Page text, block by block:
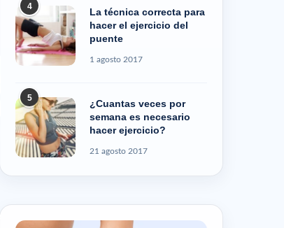
4
La técnica correcta para
hacer el ejercicio del
puente
1 agosto 2017
5
¿Cuantas veces por
semana es necesario
hacer ejercicio?
21 agosto 2017